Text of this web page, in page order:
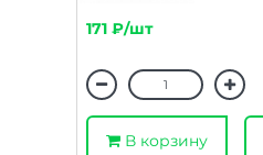
171 ₽/шт
В корзину